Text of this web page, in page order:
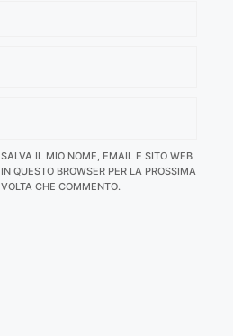
SALVA IL MIO NOME, EMAIL E SITO WEB
IN QUESTO BROWSER PER LA PROSSIMA
VOLTA CHE COMMENTO.